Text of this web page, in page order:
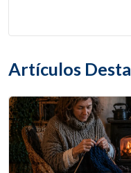
Artículos